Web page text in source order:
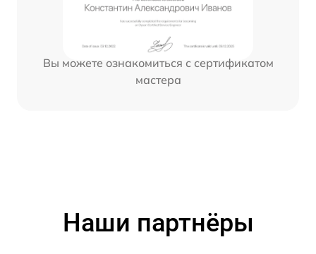
Вы можете ознакомиться с сертификатом
мастера
Наши партнёры